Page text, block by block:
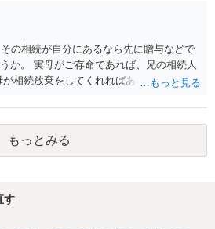
の相続が自分にあるなら先に贈与などで
か。 実母がご存命であれば、兄の相続人
相続放棄をしてくれればあなた方兄弟及
もっとみる
す